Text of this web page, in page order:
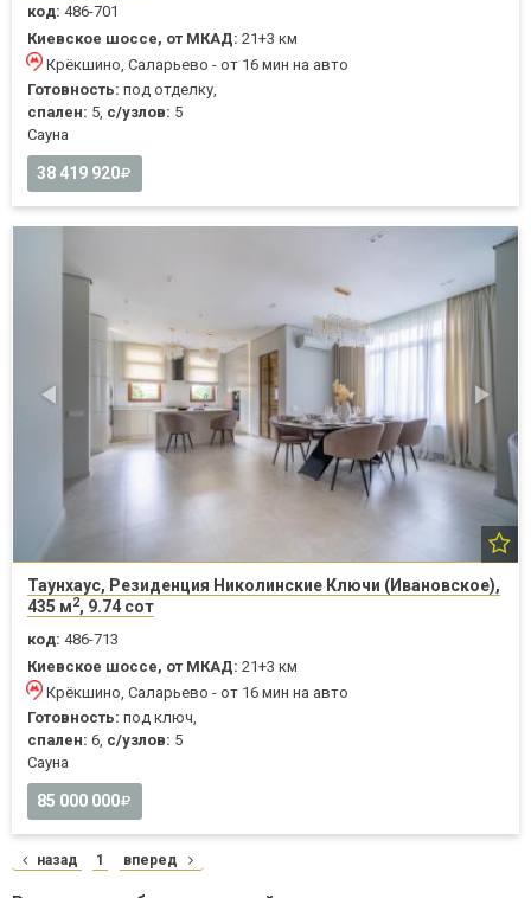
код: 486-701
Киевское шоссе, от МКАД: 21+3 км
Крёкшино, Саларьево - от 16 мин на авто
Готовность: под отделку,
спален: 5, с/узлов: 5
Cауна
38 419 920
Таунхаус, Резиденция Николинские Ключи (Ивановское),
435 м2, 9.74 сот
код: 486-713
Киевское шоссе, от МКАД: 21+3 км
Крёкшино, Саларьево - от 16 мин на авто
Готовность: под ключ,
спален: 6, с/узлов: 5
Cауна
85 000 000
назад 1 вперед